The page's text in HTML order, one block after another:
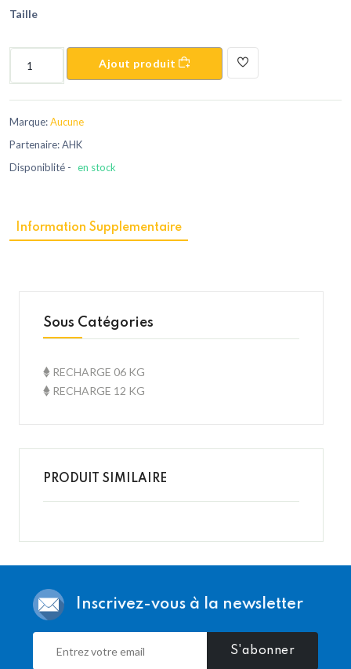
Taille
Ajout produit
Marque:Aucune
Partenaire: AHK
Disponiblité - en stock
Information Supplementaire
Sous Catégories
RECHARGE 06 KG
RECHARGE 12 KG
PRODUIT SIMILAIRE
Inscrivez-vous à la newsletter
S'abonner